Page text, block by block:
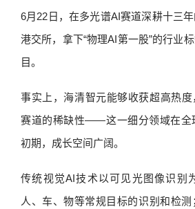
6月22日，在多光谱AI赛道深耕十三
港交所，拿下“物理AI第一股”的行业
目。
事实上，海清智元能够收获超高热
赛道的稀缺性——这一细分领域在全
初期，成长空间广阔。
传统视觉AI技术以可见光图像识别
人、车、物等常规目标的识别和检